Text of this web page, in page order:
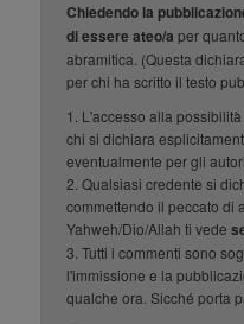
Chiedendo la
di essere ateo/a per
abramitica. (Questa
per chi ha scritto il testo
1. L'accesso alla
chi si dichiara
eventualmente per gli
2. Qualsiasi credente si
commettendo il peccato di
Yahweh/Dio/Allah ti vede
3. Tutti i commenti sono
l'immissione e la
qualche ora. Sicché porta